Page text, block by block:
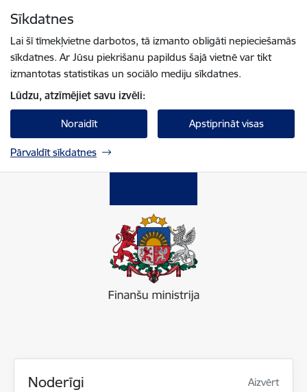
Sīkdatnes
Lai šī tīmekļvietne darbotos, tā izmanto obligāti nepieciešamās
sīkdatnes. Ar Jūsu piekrišanu papildus šajā vietnē var tikt
izmantotas statistikas un sociālo mediju sīkdatnes.
Lūdzu, atzīmējiet savu izvēli:
Noraidīt Apstiprināt visas
Pārvaldīt sīkdatnes
Noderīgi Aizvērt